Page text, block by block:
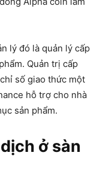
lý đó là quản lý cấp
Quản trị cấp
số giao thức một
hỗ trợ cho nhà
sản phẩm.
ở sàn